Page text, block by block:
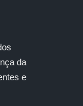
da
e